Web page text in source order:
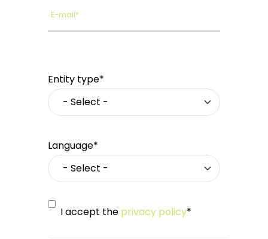
E-mail*
Entity type*
Language*
I accept the privacy policy*